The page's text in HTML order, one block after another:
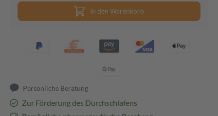
In den Warenkorb
Persönliche Beratung
Zur Förderung des Durchschlafens